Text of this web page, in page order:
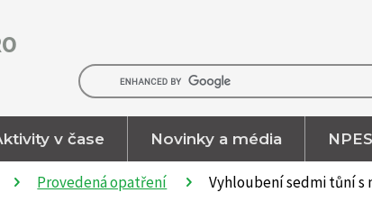
v čase Novinky a média NPES
Provedená opatření Vyhloubení sedmi tůní